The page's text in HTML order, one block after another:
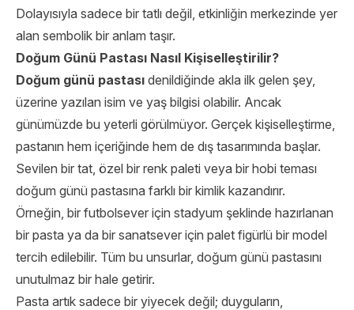
Dolayısıyla sadece bir tatlı değil, etkinliğin merkezinde yer
alan sembolik bir anlam taşır.
Doğum Günü Pastası Nasıl Kişiselleştirilir?
Doğum günü pastası denildiğinde akla ilk gelen şey,
üzerine yazılan isim ve yaş bilgisi olabilir. Ancak
günümüzde bu yeterli görülmüyor. Gerçek kişiselleştirme,
pastanın hem içeriğinde hem de dış tasarımında başlar.
Sevilen bir tat, özel bir renk paleti veya bir hobi teması
doğum günü pastasına farklı bir kimlik kazandırır.
Örneğin, bir futbolsever için stadyum şeklinde hazırlanan
bir pasta ya da bir sanatsever için palet figürlü bir model
tercih edilebilir. Tüm bu unsurlar, doğum günü pastasını
unutulmaz bir hale getirir.
Pasta artık sadece bir yiyecek değil; duyguların,